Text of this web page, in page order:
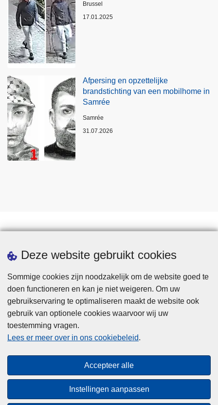
Deze website gebruikt cookies
Sommige cookies zijn noodzakelijk om de website goed te
doen functioneren en kan je niet weigeren. Om uw
gebruikservaring te optimaliseren maakt de website ook
gebruik van optionele cookies waarvoor wij uw
toestemming vragen.
Lees er meer over in ons cookiebeleid.
Accepteer alle
Instellingen aanpassen
Plaats
Brussel
17.01.2025
Afpersing en opzettelijke
brandstichting van een mobilhome in
Samrée
Plaats
Samrée
31.07.2026
Privacy
Cookies
Toegankelijkheid
© 2026 Politie.be